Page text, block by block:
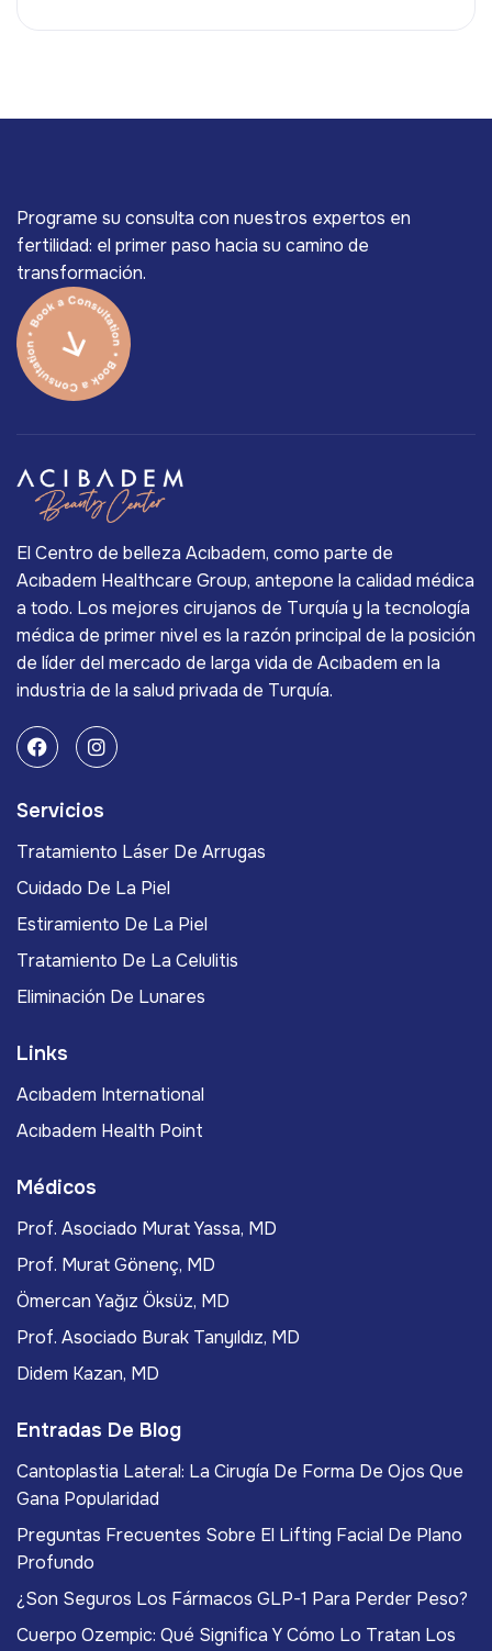
Programe su consulta con nuestros expertos en
fertilidad: el primer paso hacia su camino de
transformación.
El Centro de belleza Acıbadem, como parte de
Acıbadem Healthcare Group, antepone la calidad médica
a todo. Los mejores cirujanos de Turquía y la tecnología
médica de primer nivel es la razón principal de la posición
de líder del mercado de larga vida de Acıbadem en la
industria de la salud privada de Turquía.
Servicios
Tratamiento Láser De Arrugas
Cuidado De La Piel
Estiramiento De La Piel
Tratamiento De La Celulitis
Eliminación De Lunares
Links
Acıbadem International
Acıbadem Health Point
Médicos
Prof. Asociado Murat Yassa, MD
Prof. Murat Gönenç, MD
Ömercan Yağız Öksüz, MD
Prof. Asociado Burak Tanyıldız, MD
Didem Kazan, MD
Entradas De Blog
Cantoplastia Lateral: La Cirugía De Forma De Ojos Que
Gana Popularidad
Preguntas Frecuentes Sobre El Lifting Facial De Plano
Profundo
¿Son Seguros Los Fármacos GLP-1 Para Perder Peso?
Cuerpo Ozempic: Qué Significa Y Cómo Lo Tratan Los